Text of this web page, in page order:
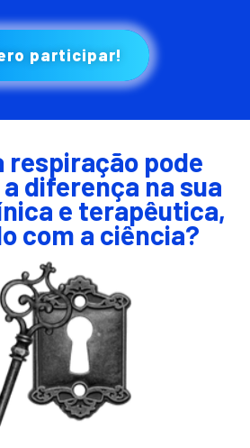
participar!
respiração pode
diferença na sua
e terapêutica,
com a ciência?